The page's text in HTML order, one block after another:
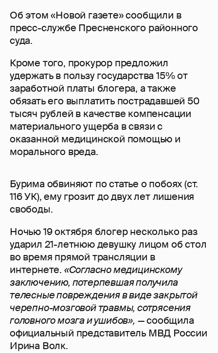
Об этом «Новой газете» сообщили в
пресс-службе Пресненского районного
суда.
Кроме того, прокурор предложил
удержать в пользу государства 15% от
заработной платы блогера, а также
обязать его выплатить пострадавшей 50
тысяч рублей в качестве компенсации
материального ущерба в связи с
оказанной медицинской помощью и
морального вреда.
Бурима обвиняют по статье о побоях (ст.
116 УК), ему грозит до двух лет лишения
свободы.
Ночью 19 октября блогер несколько раз
ударил 21-летнюю девушку лицом об стол
во время прямой трансляции в
интернете. «Согласно медицинскому
заключению, потерпевшая получила
телесные повреждения в виде закрытой
черепно-мозговой травмы, сотрясения
головного мозга и ушибов», — сообщила
официальный представитель МВД России
Ирина Волк.